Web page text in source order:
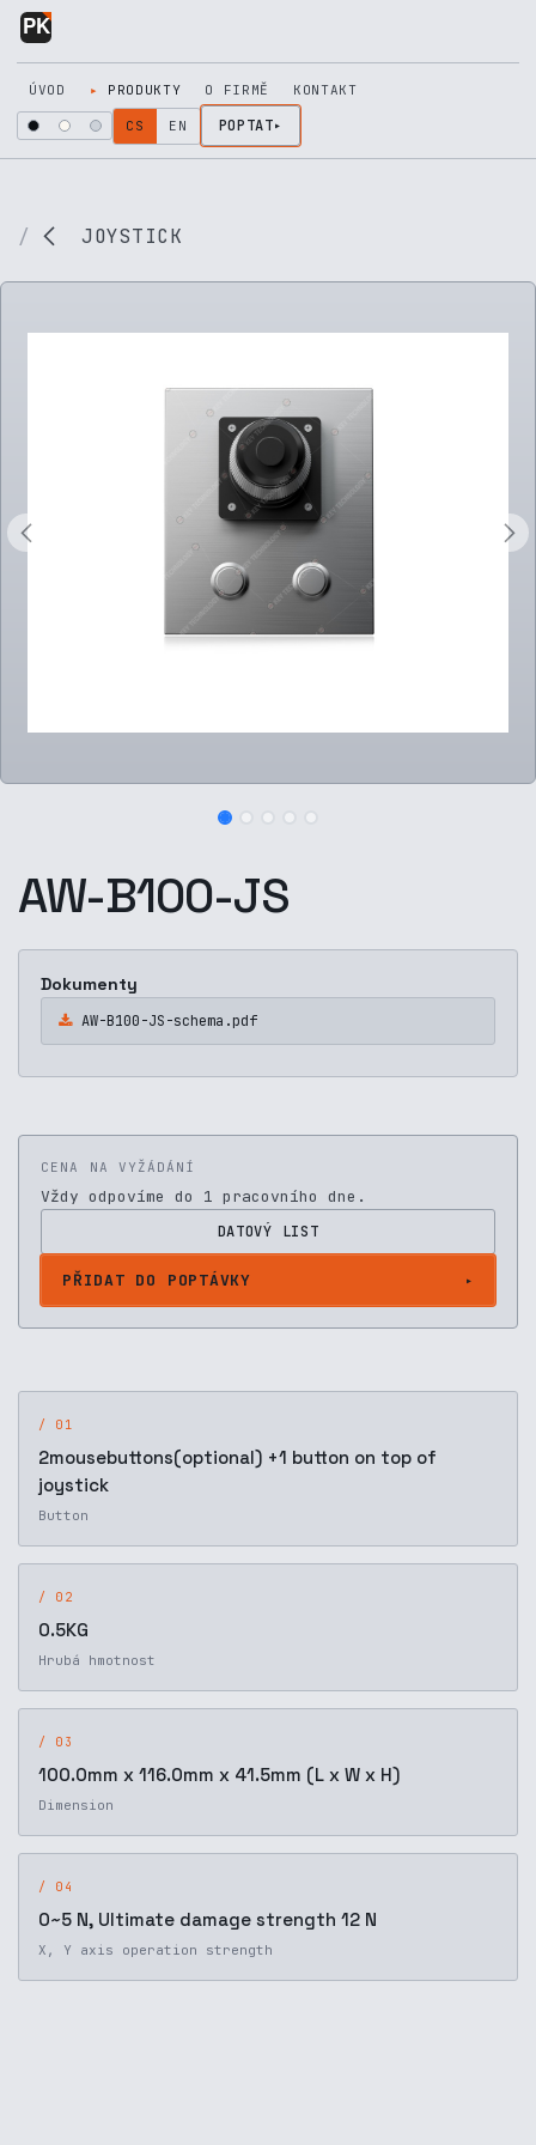
Přejít na obsah
ÚVOD PRODUKTY O FIRMĚ KONTAKT
CS EN POPTAT
JOYSTICK
AW-B100-JS
Dokumenty
AW-B100-JS-schema.pdf
CENA NA VYŽÁDÁNÍ
Vždy odpovíme do 1 pracovního dne.
DATOVÝ LIST
PŘIDAT DO POPTÁVKY
/ 01
2mousebuttons(optional) +1 button on top of
joystick
Button
/ 02
0.5KG
Hrubá hmotnost
/ 03
100.0mm x 116.0mm x 41.5mm (L x W x H)
Dimension
/ 04
0~5 N, Ultimate damage strength 12 N
X, Y axis operation strength